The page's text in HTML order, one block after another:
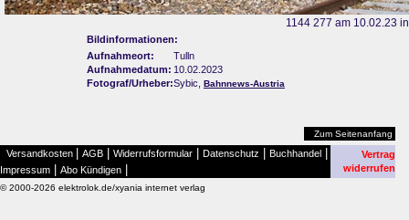
1144 277 am 10.02.23
Bildinformationen:
Aufnahmeort:
Tulln
Aufnahmedatum: 10.02.2023
Fotograf/Urheber:Sybic, Bahnnews-Austria
Zum Seitenanfang
Versandkosten AGB Widerrufsformular Datenschutz Buchhandel
Impressum Abo Kündigen
Vertrag
widerrufen
© 2000-2026 elektrolok.de/xyania internet verlag